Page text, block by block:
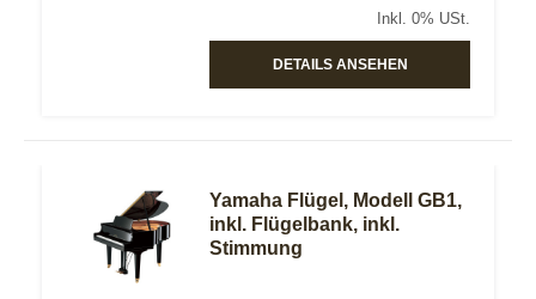
Inkl. 0% USt.
DETAILS ANSEHEN
Yamaha Flügel, Modell GB1,
inkl. Flügelbank, inkl.
Stimmung